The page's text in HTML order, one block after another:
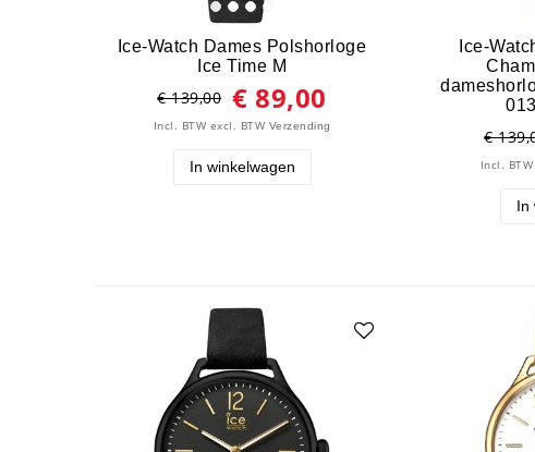
Ice-Watch Dames Polshorloge
Ice Time M
€ 139,00 € 89,00
Incl. BTW excl. BTW Verzending
In winkelwagen
Ice-
€
Incl. BTW
In